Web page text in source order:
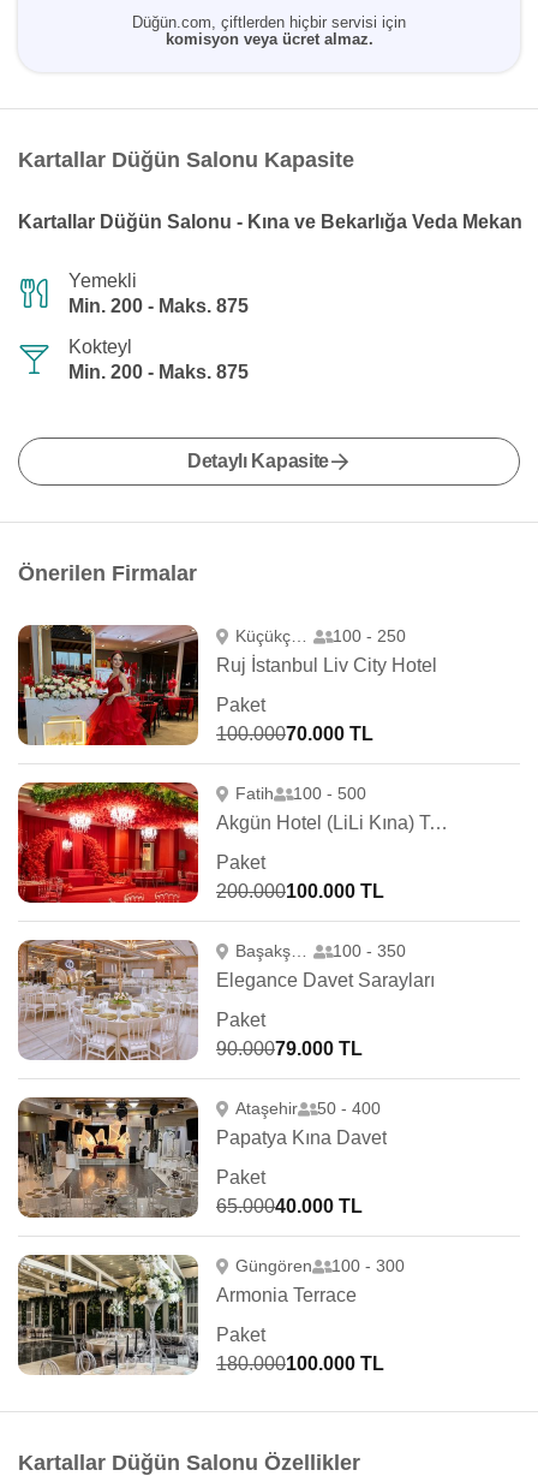
Düğün.com, çiftlerden hiçbir servisi için
komisyon veya ücret almaz.
Kartallar Düğün Salonu Kapasite
Kartallar Düğün Salonu - Kına ve Bekarlığa Veda Mekan
Yemekli
Min. 200 - Maks. 875
Kokteyl
Min. 200 - Maks. 875
Detaylı Kapasite
Önerilen Firmalar
Küçükçekmece 100 - 250
Ruj İstanbul Liv City Hotel
Paket
100.00070.000 TL
Fatih 100 - 500
Akgün Hotel (LiLi Kına) Topkapı
Paket
200.000100.000 TL
Başakşehir 100 - 350
Elegance Davet Sarayları
Paket
90.00079.000 TL
Ataşehir 50 - 400
Papatya Kına Davet
Paket
65.00040.000 TL
Güngören 100 - 300
Armonia Terrace
Paket
180.000100.000 TL
Kartallar Düğün Salonu Özellikler